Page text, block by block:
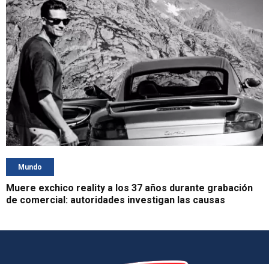
Mundo
Muere exchico reality a los 37 años durante grabación
de comercial: autoridades investigan las causas